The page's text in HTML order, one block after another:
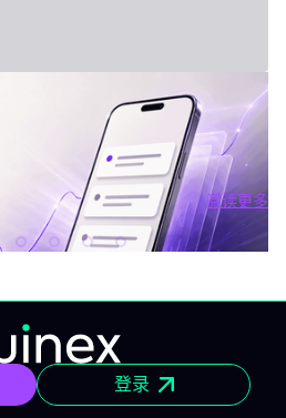
29欧元 清晰的计划、市场简报和回
，仅此而已。 问题不在于信息匮乏，
析、相互矛盾的观点和信号交织在市
事情留到“以后”，最后只能被动应对市
正是基于这个现象而诞生的。每月
的核心内容通知。 IVLite究竟是什
，仅此而已。 具体来说，你会在手机
清晰计划、短期及中期简报和市场回
会有无关填充内容。 专为积极投资、
整天盯着屏幕的人设计。 你将获得哪
的情景与关键位，一目了然。你会明
的计划 预设了操作框架：关注区域、
场才应付市场，而是有备而来。 短中
波动性；趋势确定时，我们有系统地
阅读更多
阅读
登录